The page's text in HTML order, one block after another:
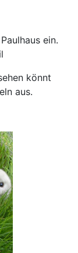
ein.
könnt
aus.